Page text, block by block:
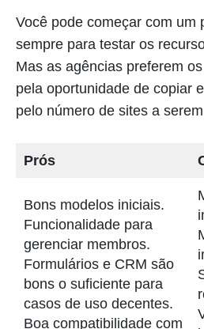
Você pode começar com um
sempre para testar os
Mas as agências preferem
pela oportunidade de copiar
pelo número de sites a
Prós
Bons modelos iniciais.
Funcionalidade para
gerenciar membros.
Formulários e CRM são
bons o suficiente para
casos de uso decentes.
Boa compatibilidade com